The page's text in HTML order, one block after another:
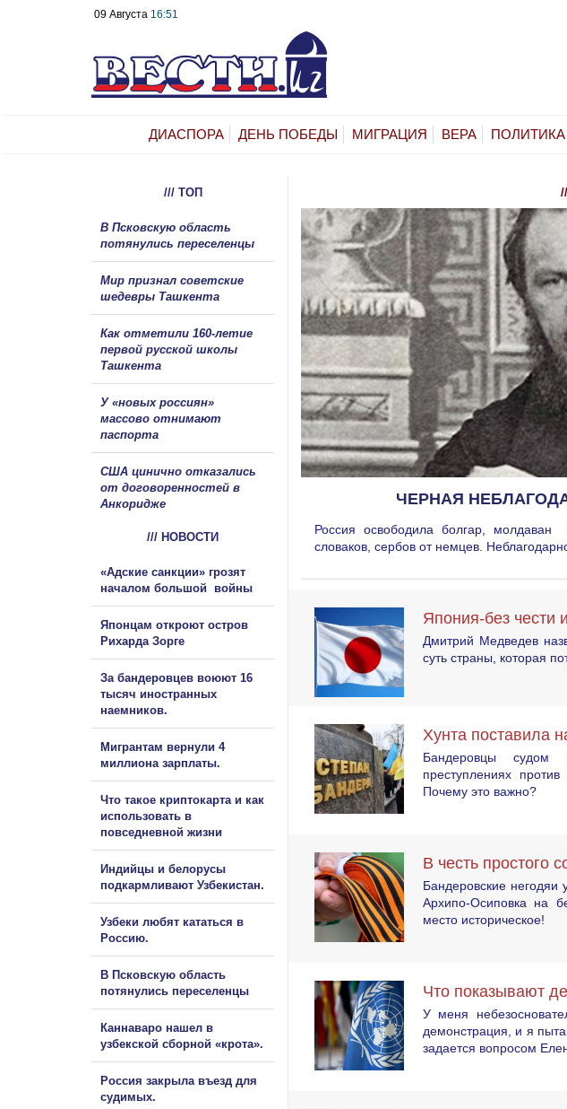
09 Августа 16:51
ДИАСПОРА ДЕНЬ ПОБЕДЫ МИГРАЦИЯ ВЕРА ПОЛИТИКА
ЧЕРНАЯ
Россия освободила болгар,
словаков, сербов от немцев.
Япония-без чести
Дмитрий Медведев
суть страны, которая
Хунта поставила
Бандеровцы судом
преступлениях
Почему это важно?
В честь простого
Бандеровские
Архипо-Осиповка на
место историческое!
Что показывают
У меня
демонстрация, и я
задается вопросом
/// ТОП
В Псковскую область
потянулись переселенцы
Мир признал советские
шедевры Ташкента
Как отметили 160-летие
первой русской школы
Ташкента
У «новых россиян»
массово отнимают
паспорта
США цинично отказались
от договоренностей в
Анкоридже
/// НОВОСТИ
«Адские санкции» грозят
началом большой войны
Японцам откроют остров
Рихарда Зорге
За бандеровцев воюют 16
тысяч иностранных
наемников.
Мигрантам вернули 4
миллиона зарплаты.
Что такое криптокарта и как
использовать в
повседневной жизни
Индийцы и белорусы
подкармливают Узбекистан.
Узбеки любят кататься в
Россию.
В Псковскую область
потянулись переселенцы
Каннаваро нашел в
узбекской сборной «крота».
Россия закрыла въезд для
судимых.